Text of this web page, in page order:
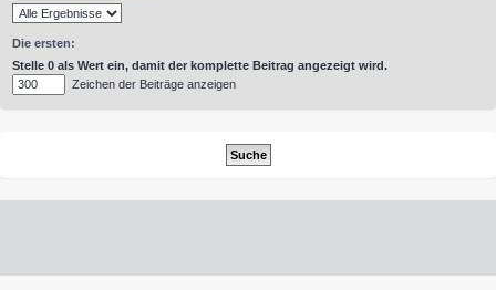
Die ersten:
Stelle 0 als Wert ein, damit der komplette Beitrag angezeigt wird.
Zeichen der Beiträge anzeigen